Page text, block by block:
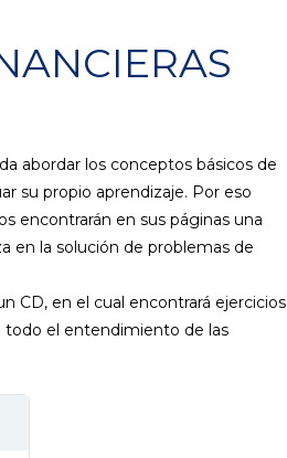
abordar los conceptos básicos de
su propio aprendizaje. Por eso
encontrarán en sus páginas una
en la solución de problemas de
CD, en el cual encontrará ejercicios
todo el entendimiento de las